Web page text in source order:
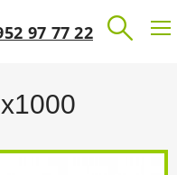
97 77 22